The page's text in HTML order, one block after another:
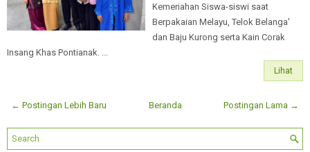
Kemeriahan Siswa-siswi saat
Berpakaian Melayu, Telok Belanga'
dan Baju Kurong serta Kain Corak
Insang Khas Pontianak. ...
Lihat
← Postingan Lebih Baru Postingan Lama →
Beranda